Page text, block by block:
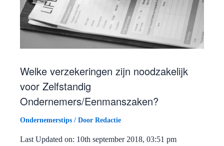
Welke verzekeringen zijn noodzakelijk
voor Zelfstandig
Ondernemers/Eenmanszaken?
Ondernemerstips / Door Redactie
Last Updated on: 10th september 2018, 03:51 pm